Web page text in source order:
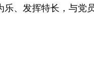
、发挥特长，与党